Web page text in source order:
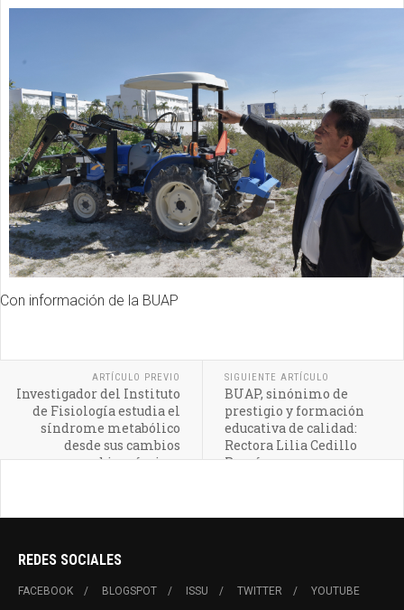
Con información de la BUAP
ARTÍCULO PREVIO
Investigador del Instituto
de Fisiología estudia el
síndrome metabólico
desde sus cambios
bioquímicos
SIGUIENTE ARTÍCULO
BUAP, sinónimo de
prestigio y formación
educativa de calidad:
Rectora Lilia Cedillo
Ramírez
REDES SOCIALES
FACEBOOK BLOGSPOT ISSU TWITTER YOUTUBE